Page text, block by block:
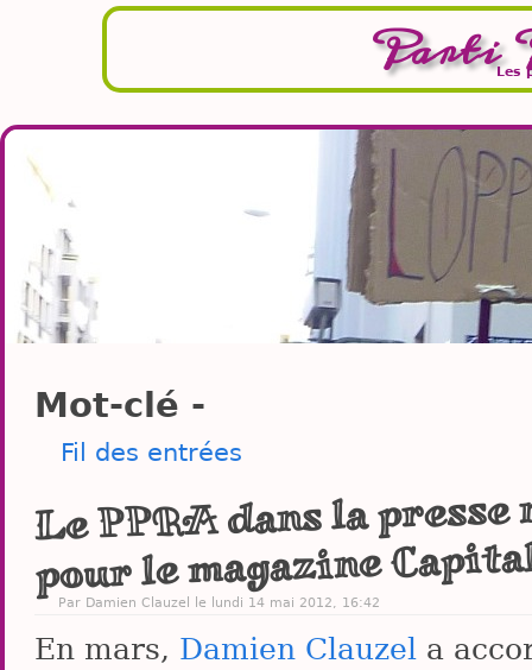
Parti Les
Mot-clé -
Fil des entrées
Le PPRA dans la
pour le magazine
Par Damien Clauzel le lundi 14 mai 2012, 16:42
En mars, Damien Clauzel a